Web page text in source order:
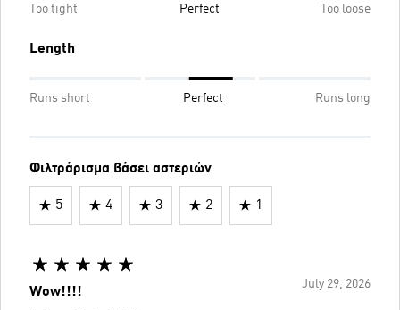
Too tight Perfect Too loose
Length
Runs short Perfect Runs long
Φιλτράρισμα βάσει αστεριών
5 4 3 2 1
July 29, 2026
Wow!!!!